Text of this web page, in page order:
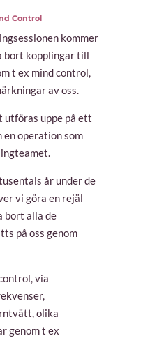
Control
kommer
bort kopplingar till
t ex mind control,
av oss.
utföras uppe på ett
en operation som
år under de
vi göra en rejäl
bort alla de
på oss genom
via
olika
genom t ex